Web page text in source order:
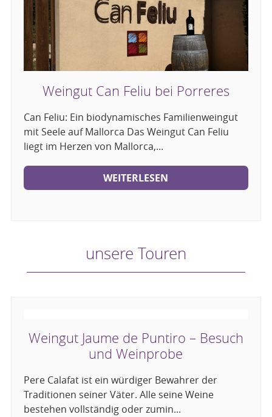
Weingut Can Feliu bei Porreres
Can Feliu: Ein biodynamisches Familienweingut
mit Seele auf Mallorca Das Weingut Can Feliu
liegt im Herzen von Mallorca,...
WEITERLESEN
unsere Touren
Weingut Jaume de Puntiro – Besuch
und Weinprobe
Pere Calafat ist ein würdiger Bewahrer der
Traditionen seiner Väter. Alle seine Weine
bestehen vollständig oder zumin...